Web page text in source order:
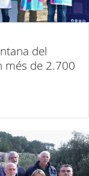
del
més de 2.700